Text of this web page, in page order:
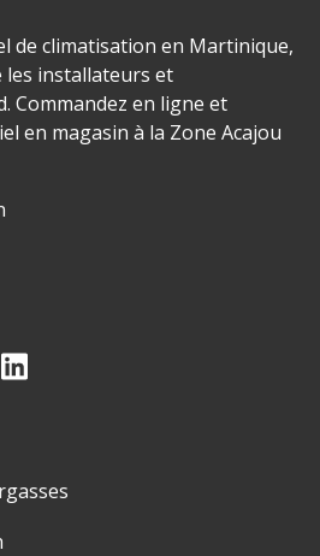
de climatisation en Martinique,
les installateurs et
Commandez en ligne et
en magasin à la Zone Acajou